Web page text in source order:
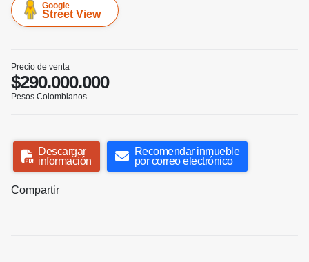
Google
Street View
Precio de venta
$290.000.000
Pesos Colombianos
Descargar
información
Recomendar inmueble
por correo electrónico
Compartir